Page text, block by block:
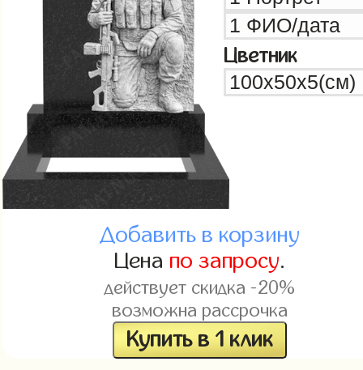
Цветник
Добавить в корзину
Цена по запросу.
действует скидка -20%
возможна рассрочка
Купить в 1 клик